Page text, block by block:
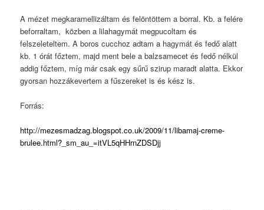
A mézet megkaramellizáltam és felöntöttem a borral. Kb. a felére
beforraltam, közben a lilahagymát megpucoltam és
felszeleteltem. A boros cucchoz adtam a hagymát és fedő alatt
kb. 1 órát főztem, majd ment bele a balzsamecet és fedő nélkül
addig főztem, míg már csak egy sűrű szirup maradt alatta. Ekkor
gyorsan hozzákevertem a fűszereket is és kész is.
Forrás:
http://mezesmadzag.blogspot.co.uk/2009/11/libamaj-creme-
brulee.html?_sm_au_=itVL5qHHrnZDSDjj